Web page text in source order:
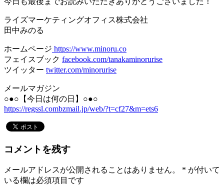
ライズマーケティングオフィス株式会社
田中みのる
ホームページ https://www.minoru.co
フェイスブック facebook.com/tanakaminorurise
ツイッター twitter.com/minorurise
メールマガジン
○●○【今日は何の日】○●○
https://regssl.combzmail.jp/web/?t=cf27&m=ets6
コメントを残す
メールアドレスが公開されることはありません。 * が付いて
いる欄は必須項目です